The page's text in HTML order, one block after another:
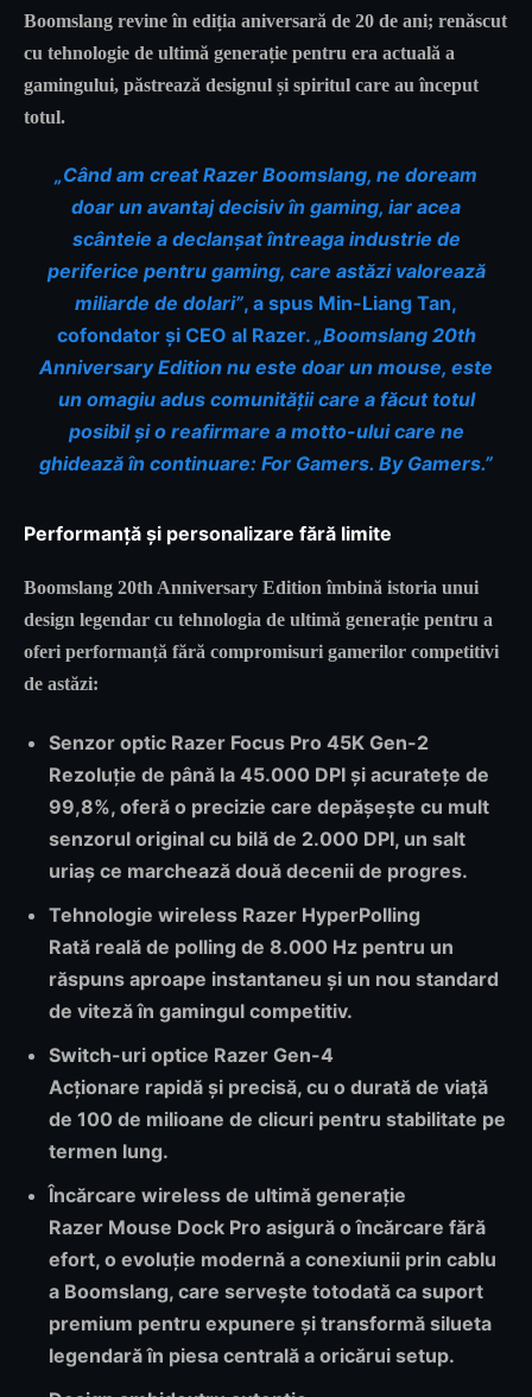
Boomslang revine în ediția aniversară de 20 de ani; renăscut
cu tehnologie de ultimă generație pentru era actuală a
gamingului, păstrează designul și spiritul care au început
totul.
„Când am creat Razer Boomslang, ne doream
doar un avantaj decisiv în gaming, iar acea
scânteie a declanșat întreaga industrie de
periferice pentru gaming, care astăzi valorează
miliarde de dolari”, a spus Min-Liang Tan,
cofondator și CEO al Razer. „Boomslang 20th
Anniversary Edition nu este doar un mouse, este
un omagiu adus comunității care a făcut totul
posibil și o reafirmare a motto-ului care ne
ghidează în continuare: For Gamers. By Gamers.”
Performanță și personalizare fără limite
Boomslang 20th Anniversary Edition îmbină istoria unui
design legendar cu tehnologia de ultimă generație pentru a
oferi performanță fără compromisuri gamerilor competitivi
de astăzi:
Senzor optic Razer Focus Pro 45K Gen-2
Rezoluție de până la 45.000 DPI și acuratețe de
99,8%, oferă o precizie care depășește cu mult
senzorul original cu bilă de 2.000 DPI, un salt
uriaș ce marchează două decenii de progres.
Tehnologie wireless Razer HyperPolling
Rată reală de polling de 8.000 Hz pentru un
răspuns aproape instantaneu și un nou standard
de viteză în gamingul competitiv.
Switch-uri optice Razer Gen-4
Acționare rapidă și precisă, cu o durată de viață
de 100 de milioane de clicuri pentru stabilitate pe
termen lung.
Încărcare wireless de ultimă generație
Razer Mouse Dock Pro asigură o încărcare fără
efort, o evoluție modernă a conexiunii prin cablu
a Boomslang, care servește totodată ca suport
premium pentru expunere și transformă silueta
legendară în piesa centrală a oricărui setup.